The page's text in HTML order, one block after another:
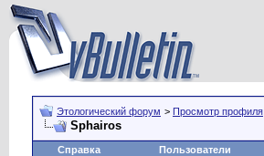
Этологический форум > Просмотр профиля
Sphairos
Справка Пользователи